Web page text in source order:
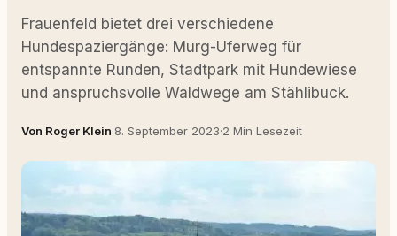
Frauenfeld bietet drei verschiedene
Hundespaziergänge: Murg-Uferweg für
entspannte Runden, Stadtpark mit Hundewiese
und anspruchsvolle Waldwege am Stählibuck.
Von Roger Klein·8. September 2023·2 Min Lesezeit